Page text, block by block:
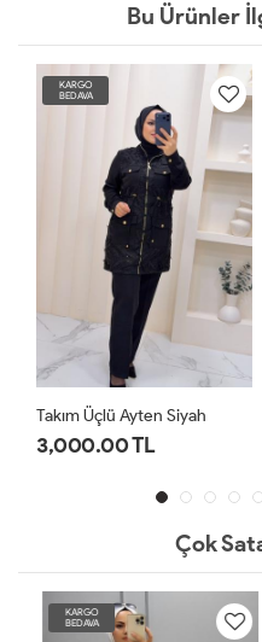
Bu Ürünler
KARGO
BEDAVA
Takım Üçlü Ayten Siyah
3,000.00 TL
Çok
KARGO
BEDAVA